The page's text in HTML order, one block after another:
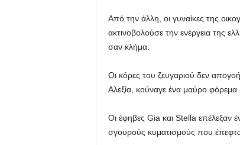
Από την άλλη, οι γυναίκες της
ακτινοβολούσε την ενέργεια της
σαν κλήμα.
Οι κόρες του ζευγαριού δεν
Αλεξία, κούναγε ένα μαύρο
Οι έφηβες Gia και Stella επέλεξαν
σγουρούς κυματισμούς που